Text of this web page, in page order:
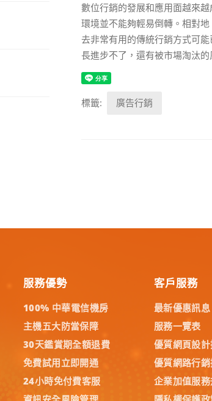
數位行銷的發展和應用面越來
環境並不能夠輕易倒轉。相對
去非常有用的傳統行銷方式可
長進步不了，還有被市場淘汰的
標籤: 廣告行銷
服務優勢
100% 中華電信機房
主機五大防當保障
30天鑑賞期全額退費
免費試用立即開通
24小時免付費客服
客戶服務
最新優惠訊息
服務一覽表
優質網頁設
優質網路行
企業加值服